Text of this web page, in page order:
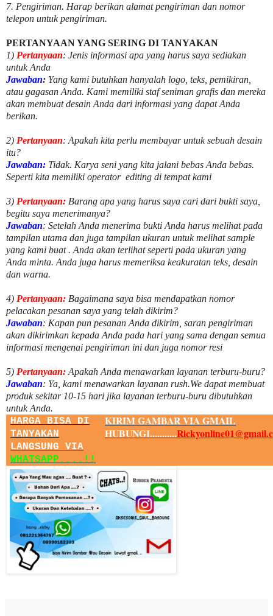
7. Pengiriman. Harap berikan alamat pengiriman dan nomor
telepon untuk pengiriman.
PERTANYAAN YANG SERING DI TANYAKAN
1) Pertanyaan: Jenis informasi apa yang harus saya sediakan
untuk Anda
Jawaban: Yang kami butuhkan hanyalah logo, teks, pemikiran,
atau gagasan Anda. Kami memiliki staf seniman grafis dan mereka
akan membuat desain Anda dari informasi yang dapat Anda
berikan.
2) Pertanyaan: Apakah kita perlu membayar untuksebuah desain
itu?
Jawaban: Tidak. Karya seni yang kita jalani bebas Anda bebas.
Seperti kita memiliki operator editing di tempat kami
3) Pertanyaan: Barang apa yang harus saya cari dari bukti saya,
begitu saya menerimanya?
Jawaban: Setelah Anda menerima bukti Anda harus melihat pada
tampilan utama dan juga tampilan ukuran untuk melihatsample
yang kami buat . Anda akan terlihat seperti pada ukuran yang
Anda minta. Anda juga harus memeriksa keakuratan teks, desain
dan warna.
4) Pertanyaan: Bagaimana saya bisa mendapatkan nomor
pelacakan pesanan saya yang telah dikirim?
Jawaban: Kapan pun pesanan Anda dikirim, saran pengiriman
akan dikirimkan kepada Anda pada hari yang sama dengan semua
informasi mengenai pengiriman ini dan juga nomorresi
5) Pertanyaan: Apakah Anda menawarkan layanan terburu-buru?
Jawaban: Ya, kami menawarkan layanan rush.We dapat membuat
produk sekitar 10-15 hari jika layanan terburu-buru dibutuhkan
untuk Anda.
HARGA BISA DI
TANYAKAN
LANGSUNG VIA
WHATSAPP....!!
KIRIM GAMBAR VIA GMAIL
HUBUNGI...........